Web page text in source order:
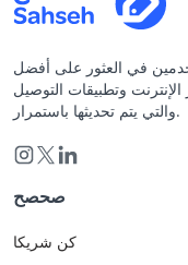
في العثور على أفضل
وتطبيقات التوصيل
والتي يتم تحديثها باستمرار.
صحصح
كن شريكا